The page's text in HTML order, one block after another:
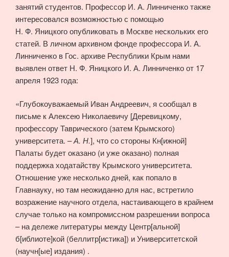
занятий студентов. Профессор И. А. Линниченко также
интересовался возможностью с помощью
Н. Ф. Яницкого опубликовать в Москве нескольких его
статей. В личном архивном фонде профессора И. А.
Линниченко в Гос. архиве Республики Крым нами
выявлен ответ Н. Ф. Яницкого И. А. Линниченко от 17
апреля 1923 года:
«Глубокоуважаемый Иван Андреевич, я сообщал в
письме к Алексею Николаевичу [Деревицкому,
профессору Таврического (затем Крымского)
университета. –А. Н.], что со стороны Кн[ижной]
Палаты будет оказано (и уже оказано) полная
поддержка ходатайству Крымского университета.
Отношение уже несколько дней, как попало в
Главнауку, но там неожиданно для нас, встретило
возражение научного отдела, настаивающего в крайнем
случае только на компромиссном разрешении вопроса
– на дележе литературы между Центр[альной]
б[иблиоте]кой (беллитр[истика]) и Университетской
(научн[ые] издания) .